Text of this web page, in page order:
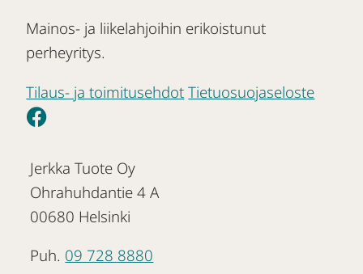
Mainos- ja liikelahjoihin erikoistunut
perheyritys.
Tilaus- ja toimitusehdot Tietuosuojaseloste
Jerkka Tuote Oy
Ohrahuhdantie 4 A
00680 Helsinki
Puh. 09 728 8880